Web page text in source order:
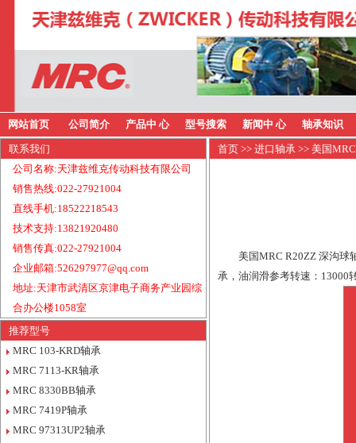
网站首页 公司简介 产品中 心 型号搜索 新闻中 心 轴承知识
联系我们
公司名称:天津兹维克传动科技有限公司
销售热线:022-27921004
直线手机:18522218543
技术支持:13821920480
销售传真:022-27921004
企业邮箱:526297977@qq.com
地址:天津市武清区京津电子商务产业园综
合办公楼1058室
推荐型号
MRC 103-KRD轴承
MRC 7113-KR轴承
MRC 8330BB轴承
MRC 7419P轴承
MRC 97313UP2轴承
首页 >> 进口轴承 >> 美国
美国MRC R20ZZ 深沟球
承，油润滑参考转速：13000